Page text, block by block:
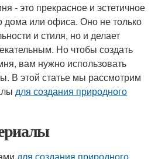
- это прекрасное и эстетичное
или офиса. Оно не только
и стиля, но и делает
Но чтобы создать
вам нужно использовать
В этой статье мы рассмотрим
для создания природного